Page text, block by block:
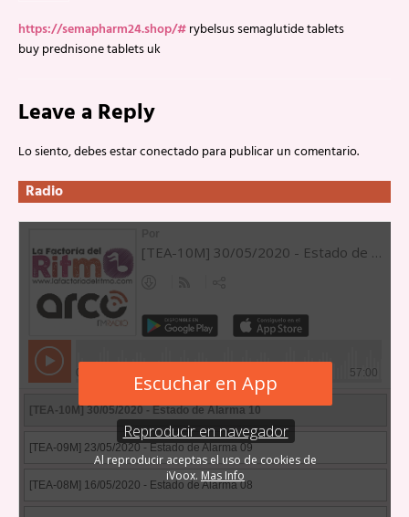
https://semapharm24.shop/#rybelsus semaglutide tablets
buy prednisone tablets uk
Leave a Reply
Lo siento, debes estarconectadopara publicar un comentario.
Radio